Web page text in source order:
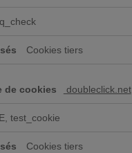
Cookies tiers
doubleclick.net
test_cookie
Cookies tiers